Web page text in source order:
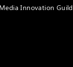
Media Innovation Guild